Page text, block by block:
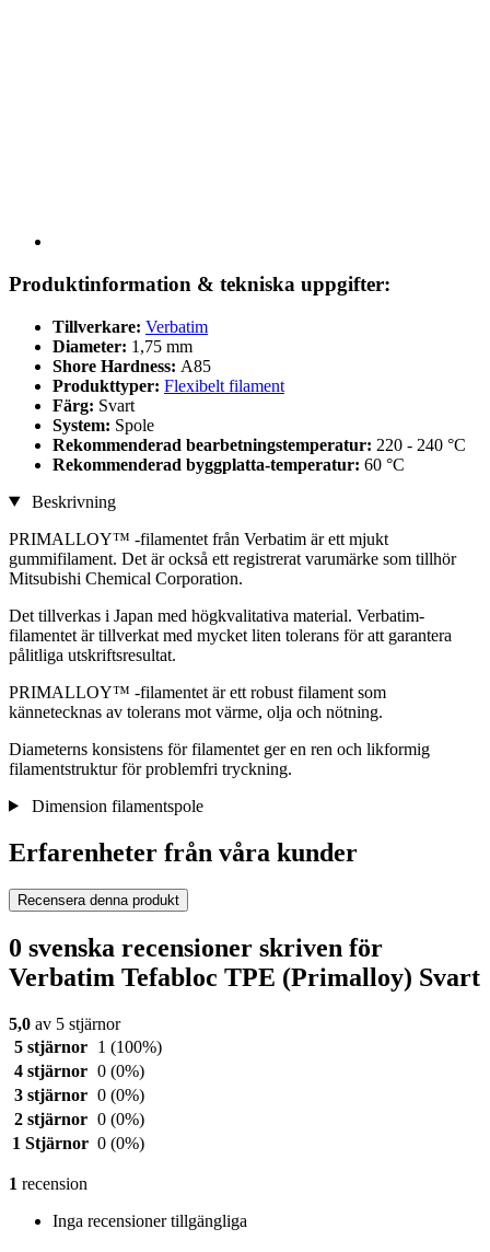
Produktinformation & tekniska uppgifter:
Tillverkare: Verbatim
Diameter: 1,75 mm
Shore Hardness: A85
Produkttyper: Flexibelt filament
Färg: Svart
System: Spole
Rekommenderad bearbetningstemperatur: 220 - 240 °C
Rekommenderad byggplatta-temperatur: 60 °C
Beskrivning
PRIMALLOY™ -filamentet från Verbatim är ett mjukt
gummifilament. Det är också ett registrerat varumärke som tillhör
Mitsubishi Chemical Corporation.
Det tillverkas i Japan med högkvalitativa material. Verbatim-
filamentet är tillverkat med mycket liten tolerans för att garantera
pålitliga utskriftsresultat.
PRIMALLOY™ -filamentet är ett robust filament som
kännetecknas av tolerans mot värme, olja och nötning.
Diameterns konsistens för filamentet ger en ren och likformig
filamentstruktur för problemfri tryckning.
Dimension filamentspole
Erfarenheter från våra kunder
Recensera denna produkt
0 svenska recensioner skriven för
Verbatim Tefabloc TPE (Primalloy) Svart
5,0 av 5 stjärnor
5 stjärnor
1 (100%)
4 stjärnor 0 (0%)
3 stjärnor 0 (0%)
2 stjärnor 0 (0%)
1 Stjärnor 0 (0%)
1 recension
Inga recensioner tillgängliga